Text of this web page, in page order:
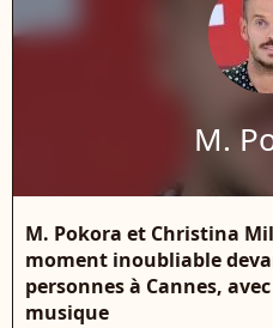
M.
M. Pokora et Christina
moment inoubliable
personnes à Cannes,
musique